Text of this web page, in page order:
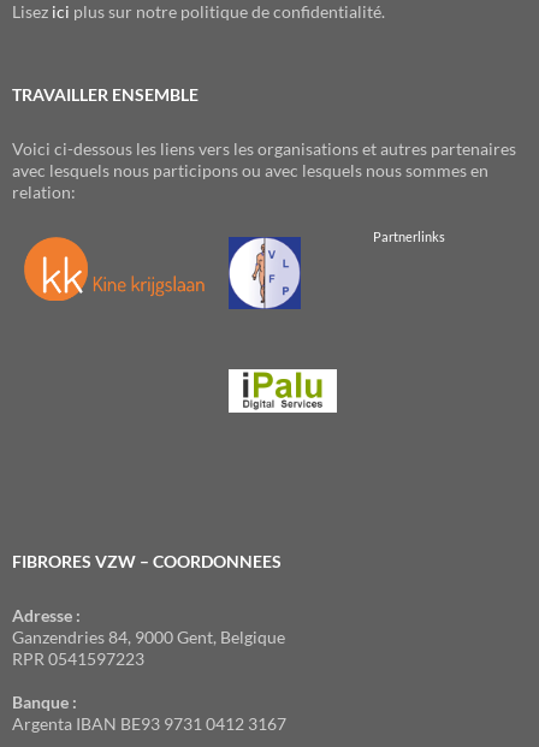
Lisez ici plus sur notre politique de confidentialité.
TRAVAILLER ENSEMBLE
Voici ci-dessous les liens vers les organisations et autres partenaires
avec lesquels nous participons ou avec lesquels nous sommes en
relation:
Partnerlinks
FIBRORES VZW – COORDONNEES
Adresse :
Ganzendries 84, 9000 Gent, Belgique
RPR 0541597223
Banque :
Argenta IBAN BE93 9731 0412 3167